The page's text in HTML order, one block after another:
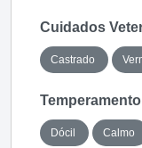
Cuidados
Castrado
Dócil Calmo